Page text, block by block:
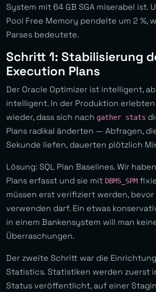
System mit 64 GB SGA miserabel ist.
Pool Free Memory pendelte um 2 %,
Parses bedeutete.
Schritt 1: Stabilisierung
Execution Plans
Der Oracle Optimizer ist intelligent,
intelligent. In der Produktion
wieder, dass sich nach gather stats
Plans radikal änderten — Abfragen,
Sekunde liefen, dauerten plötzlich
Lösung: SQL Plan Baselines. Wir
Plans erfasst und sie mit DBMS_SPM
müssen erst verifiziert werden, bevor
verwenden darf. Ein etwas
in einem Bankensystem will man
Überraschungen.
Der zweite Schritt war die
Statistics. Statistiken werden zuerst
Status veröffentlicht, auf einer